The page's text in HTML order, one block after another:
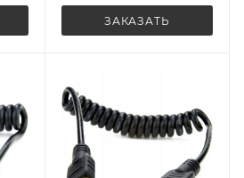
ЗАКАЗАТЬ